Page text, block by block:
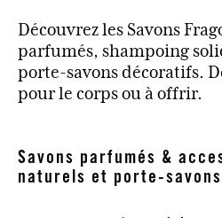
Découvrez les Savons
parfumés, shampoing
porte-savons décoratifs.
pour le corps ou à offrir.
Savons parfumés &
naturels et porte-savons